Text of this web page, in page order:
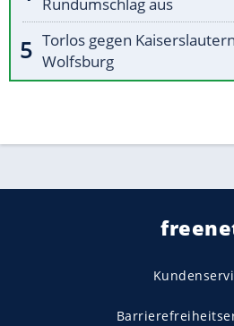
Rundumschlag aus
Torlos gegen
Wolfsburg